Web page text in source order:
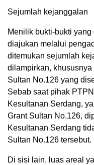
Sejumlah kejanggalan
Menilik bukti-bukti
diajukan melalui
ditemukan sejumlah
dilampirkan,
Sultan No.126 yang
Sebab saat pihak
Kesultanan Serdang,
Grant Sultan No.126,
Kesultanan Serdang
Sultan No.126 tersebut.
Di sisi lain, luas areal